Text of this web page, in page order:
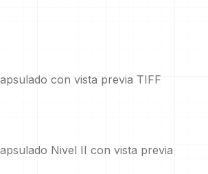
con vista previa TIFF
Nivel II con vista previa